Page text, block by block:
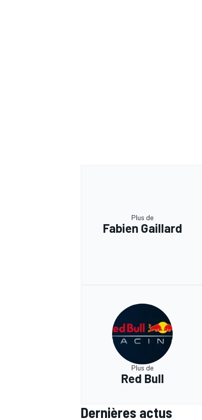
Plus de
Fabien Gaillard
Plus de
Red Bull
Dernières actus